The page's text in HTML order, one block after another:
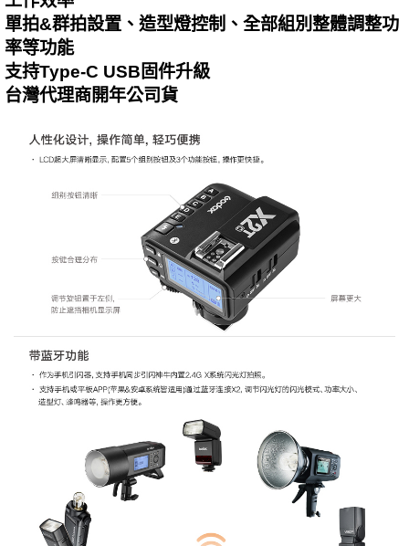
單拍&群拍設置、造型燈控制、全部組別整體調整功
率等功能
支持Type-C USB固件升級
台灣代理商開年公司貨